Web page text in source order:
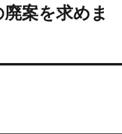
案を求めま